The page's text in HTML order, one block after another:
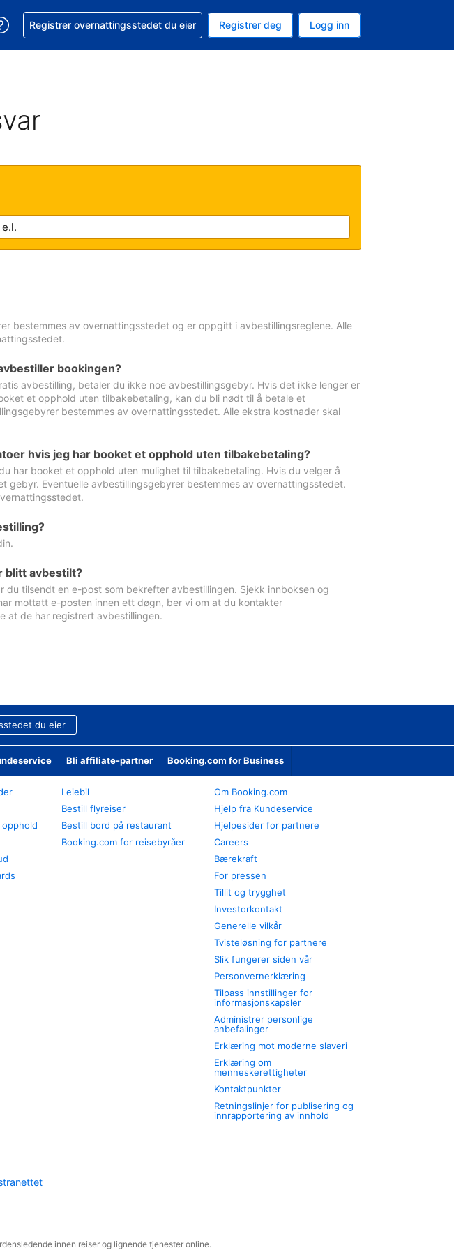
valgt Amerikansk dollar som valuta
Du har valgt Norsk som språk
Få hjelp med bookingen din
Registrer overnattingsstedet du eier Registrer deg Logg inn
bestemmes av overnattingsstedet og er oppgitt i avbestillingsreglene. Alle
bookingen?
avbestilling, betaler du ikke noe avbestillingsgebyr. Hvis det ikke lenger er
et opphold uten tilbakebetaling, kan du bli nødt til å betale et
bestemmes av overnattingsstedet. Alle ekstra kostnader skal
hvis jeg har booket et opphold uten tilbakebetaling?
har booket et opphold uten mulighet til tilbakebetaling. Hvis du velger å
gebyr. Eventuelle avbestillingsgebyrer bestemmes av overnattingsstedet.
blitt avbestilt?
du tilsendt en e-post som bekrefter avbestillingen. Sjekk innboksen og
mottatt e-posten innen ett døgn, ber vi om at du kontakter
at de har registrert avbestillingen.
du eier
Bli affiliate-partner Booking.com for Business
Leiebil
Bestill flyreiser
Bestill bord på restaurant
Booking.com for reisebyråer
Om Booking.com
Hjelp fra Kundeservice
Hjelpesider for partnere
Careers
Bærekraft
For pressen
Tillit og trygghet
Investorkontakt
Generelle vilkår
Tvisteløsning for partnere
Slik fungerer siden vår
Personvernerklæring
Tilpass innstillinger for
informasjonskapsler
Administrer personlige
anbefalinger
Erklæring mot moderne slaveri
Erklæring om
menneskerettigheter
Kontaktpunkter
Retningslinjer for publisering og
innrapportering av innhold
innen reiser og lignende tjenester online.